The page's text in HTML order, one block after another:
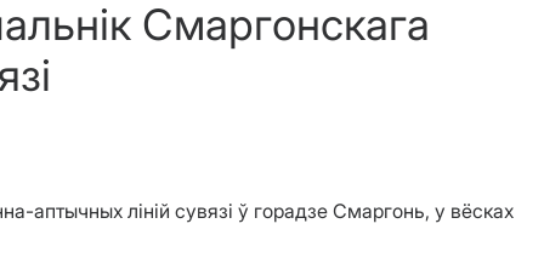
Смаргонскага
аптычных ліній сувязі ў горадзе Смаргонь, у вёсках